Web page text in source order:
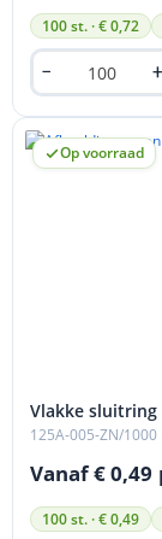
100 st. · € 0,72
Op voorraad
Vlakke sluitring
125A-005-ZN/1000
Vanaf € 0,49
100 st. · € 0,49